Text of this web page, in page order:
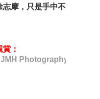
志摩，只是手中不
：
Photography